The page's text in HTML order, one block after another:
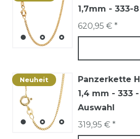
1,7mm - 333-
620,95 € *
Neuheit
Panzerkette
1,4 mm - 333
Auswahl
319,95 € *